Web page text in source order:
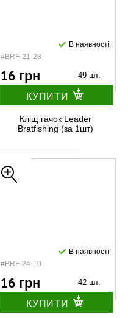
#BRF-21-28
В наявності
16 грн 49 шт.
КУПИТИ
Кліщ гачок Leader
Bratfishing (за 1шт)
#BRF-24-10
В наявності
16 грн 42 шт.
КУПИТИ